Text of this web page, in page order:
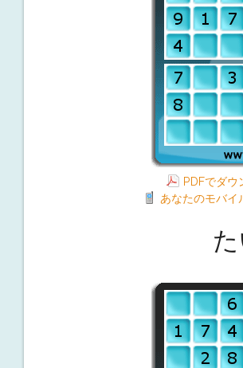
PDFでダウ
あなたのモバイ